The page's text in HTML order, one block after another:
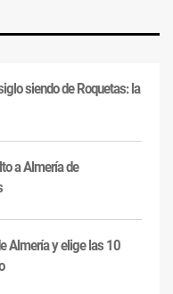
siendo de Roquetas: la
a Almería de
Almería y elige las 10